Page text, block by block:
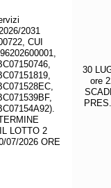
2031
CUI
LOTTO 2
07/2026 ORE
30
ore